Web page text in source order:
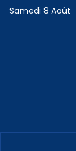
Samedi 8 Août